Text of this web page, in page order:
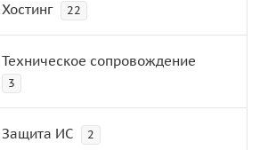
Хостинг 22
Техническое сопровождение
3
Защита ИС 2